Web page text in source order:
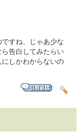
すね、じゃあ少な
告白してみたらい
しかわからないの